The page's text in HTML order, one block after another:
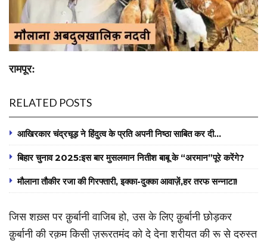
रामपूर:
RELATED POSTS
आखिरकार चंद्रचूड़ ने हिंदुत्व के प्रति अपनी निष्ठा साबित कर दी…
बिहार चुनाव 2025:इस बार मुसलमान नितीश बाबू के “अरमान”पूरे करेंगे?
मौलाना तौकीर रजा की गिरफ्तारी, इक्का-दुक्का आवाज़ें,हर तरफ सन्नाटा!
जिस शख़्स पर क़ुर्बानी वाजिब हो, उस के लिए क़ुर्बानी छोड़कर
क़ुर्बानी की रक़म किसी ज़रूरतमंद को दे देना शरीयत की रू से दरुस्त